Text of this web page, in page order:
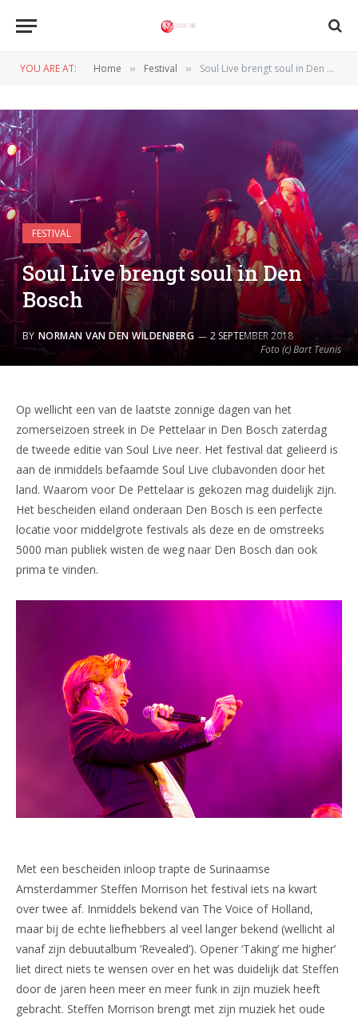
YOU ARE AT: Home » Festival » Soul Live brengt soul in Den Bosch
Foto (c) Bart Teunis
FESTIVAL
Soul Live brengt soul in Den
Bosch
BY NORMAN VAN DEN WILDENBERG 2 SEPTEMBER 2018
Op wellicht een van de laatste zonnige dagen van het
zomerseizoen streek in De Pettelaar in Den Bosch zaterdag
de tweede editie van Soul Live neer. Het festival dat gelieerd is
aan de inmiddels befaamde Soul Live clubavonden door het
land. Waarom voor De Pettelaar is gekozen mag duidelijk zijn.
Het bescheiden eiland onderaan Den Bosch is een perfecte
locatie voor middelgrote festivals als deze en de omstreeks
5000 man publiek wisten de weg naar Den Bosch dan ook
prima te vinden.
Met een bescheiden inloop trapte de Surinaamse
Amsterdammer Steffen Morrison het festival iets na kwart
over twee af. Inmiddels bekend van The Voice of Holland,
maar bij de echte liefhebbers al veel langer bekend (wellicht al
vanaf zijn debuutalbum ‘Revealed’). Opener ‘Taking’ me higher’
liet direct niets te wensen over en het was duidelijk dat Steffen
door de jaren heen meer en meer funk in zijn muziek heeft
gebracht. Steffen Morrison brengt met zijn muziek het oude